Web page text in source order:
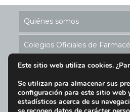
Quiénes somos
Colegios Oficiales de
Historia de los Puntos SIGRE
Ubicación Puntos SIGRE en
Este sitio web utiliza cookies.
Se utilizan para almacenar sus
configuración para este sitio web
estadísticos acerca de su